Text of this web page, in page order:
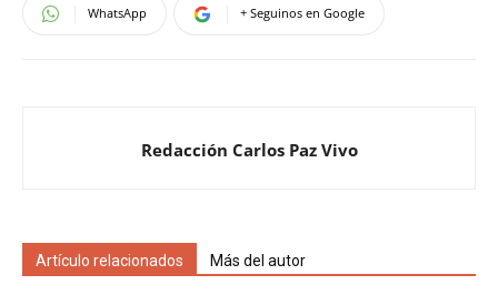
WhatsApp + Seguinos en Google
Redacción Carlos Paz Vivo
Artículo relacionados Más del autor